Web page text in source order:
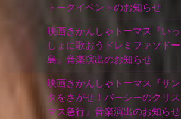
トークイベントのお知らせ
映画きかんしゃトーマス『いっ
しょに歌おうドレミファソドー
島』音楽演出のお知らせ
映画きかんしゃトーマス『サン
タをさがせ！パーシーのクリス
マス急行』音楽演出のお知らせ